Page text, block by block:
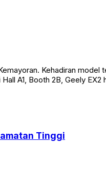
Kehadiran model
A1, Booth 2B, Geely
Tinggi